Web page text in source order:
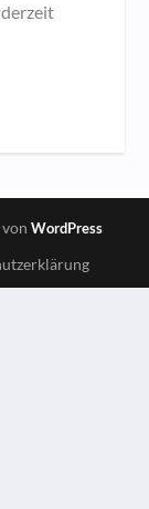
WordPress